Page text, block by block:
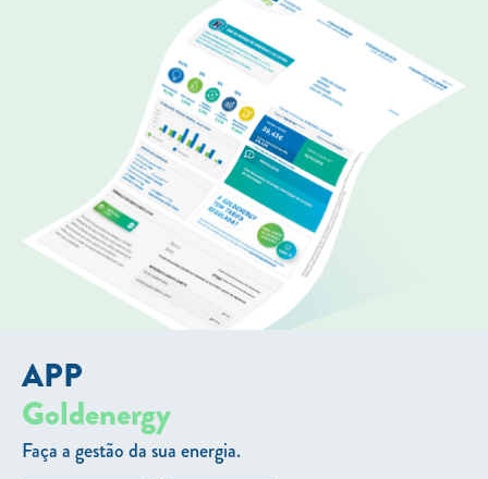
APP
Goldenergy
Faça a gestão da sua energia.